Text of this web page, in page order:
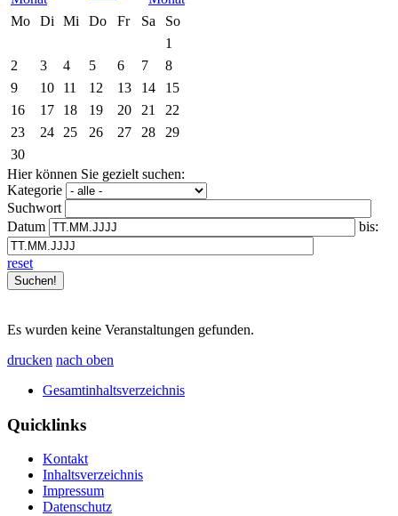
Mo
Di Mi Do Fr Sa
So
1
2
3 4 5 6 7
8
9
10 11 12 13 14
15
16
17 18 19 20 21
22
23
24 25 26 27 28
29
30
Hier können Sie gezielt suchen:
Kategorie
Suchwort
Datum
bis:
reset
Es wurden keine Veranstaltungen gefunden.
drucken nach oben
Gesamtinhaltsverzeichnis
Quicklinks
Kontakt
Inhaltsverzeichnis
Impressum
Datenschutz